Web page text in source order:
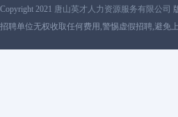
Copyright 2021 唐山英才人力资源服务有限公司
招聘单位无权收取任何费用,警惕虚假招聘,避免